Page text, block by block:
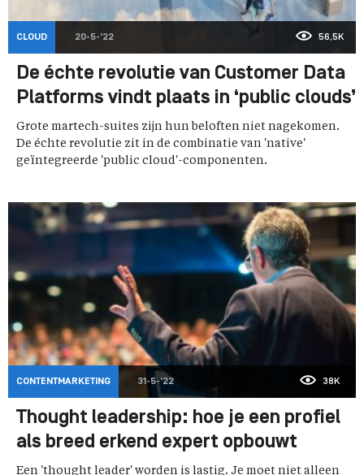
CLOUD 20-5-'22 56,5K
De échte revolutie van Customer Data
Platforms vindt plaats in ‘public clouds’
Grote martech-suites zijn hun beloften niet nagekomen.
De échte revolutie zit in de combinatie van 'native'
geïntegreerde 'public cloud'-componenten.
CONTENTMARKETING 31-5-'22 38K
Thought leadership: hoe je een profiel
als breed erkend expert opbouwt
Een 'thought leader' worden is lastig. Je moet niet alleen